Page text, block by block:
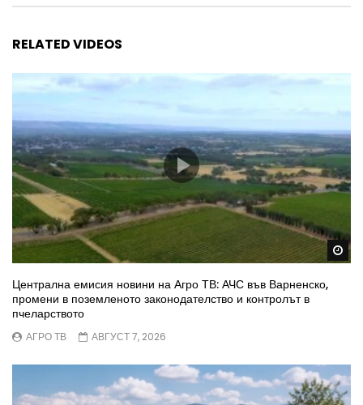
RELATED VIDEOS
Централна емисия новини на Агро ТВ: АЧС във Варненско,
промени в поземленото законодателство и контролът в
пчеларството
АГРО ТВ АВГУСТ 7, 2026